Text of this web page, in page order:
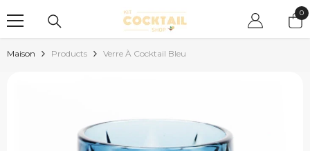
0
0
Maison Products Verre À Cocktail Bleu